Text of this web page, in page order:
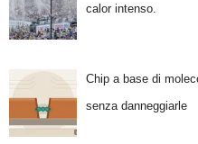
calor intenso.
Chip a base di
senza danneggiarle